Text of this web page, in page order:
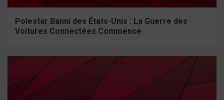
Polestar Banni des États-Unis : La Guerre des
Voitures Connectées Commence